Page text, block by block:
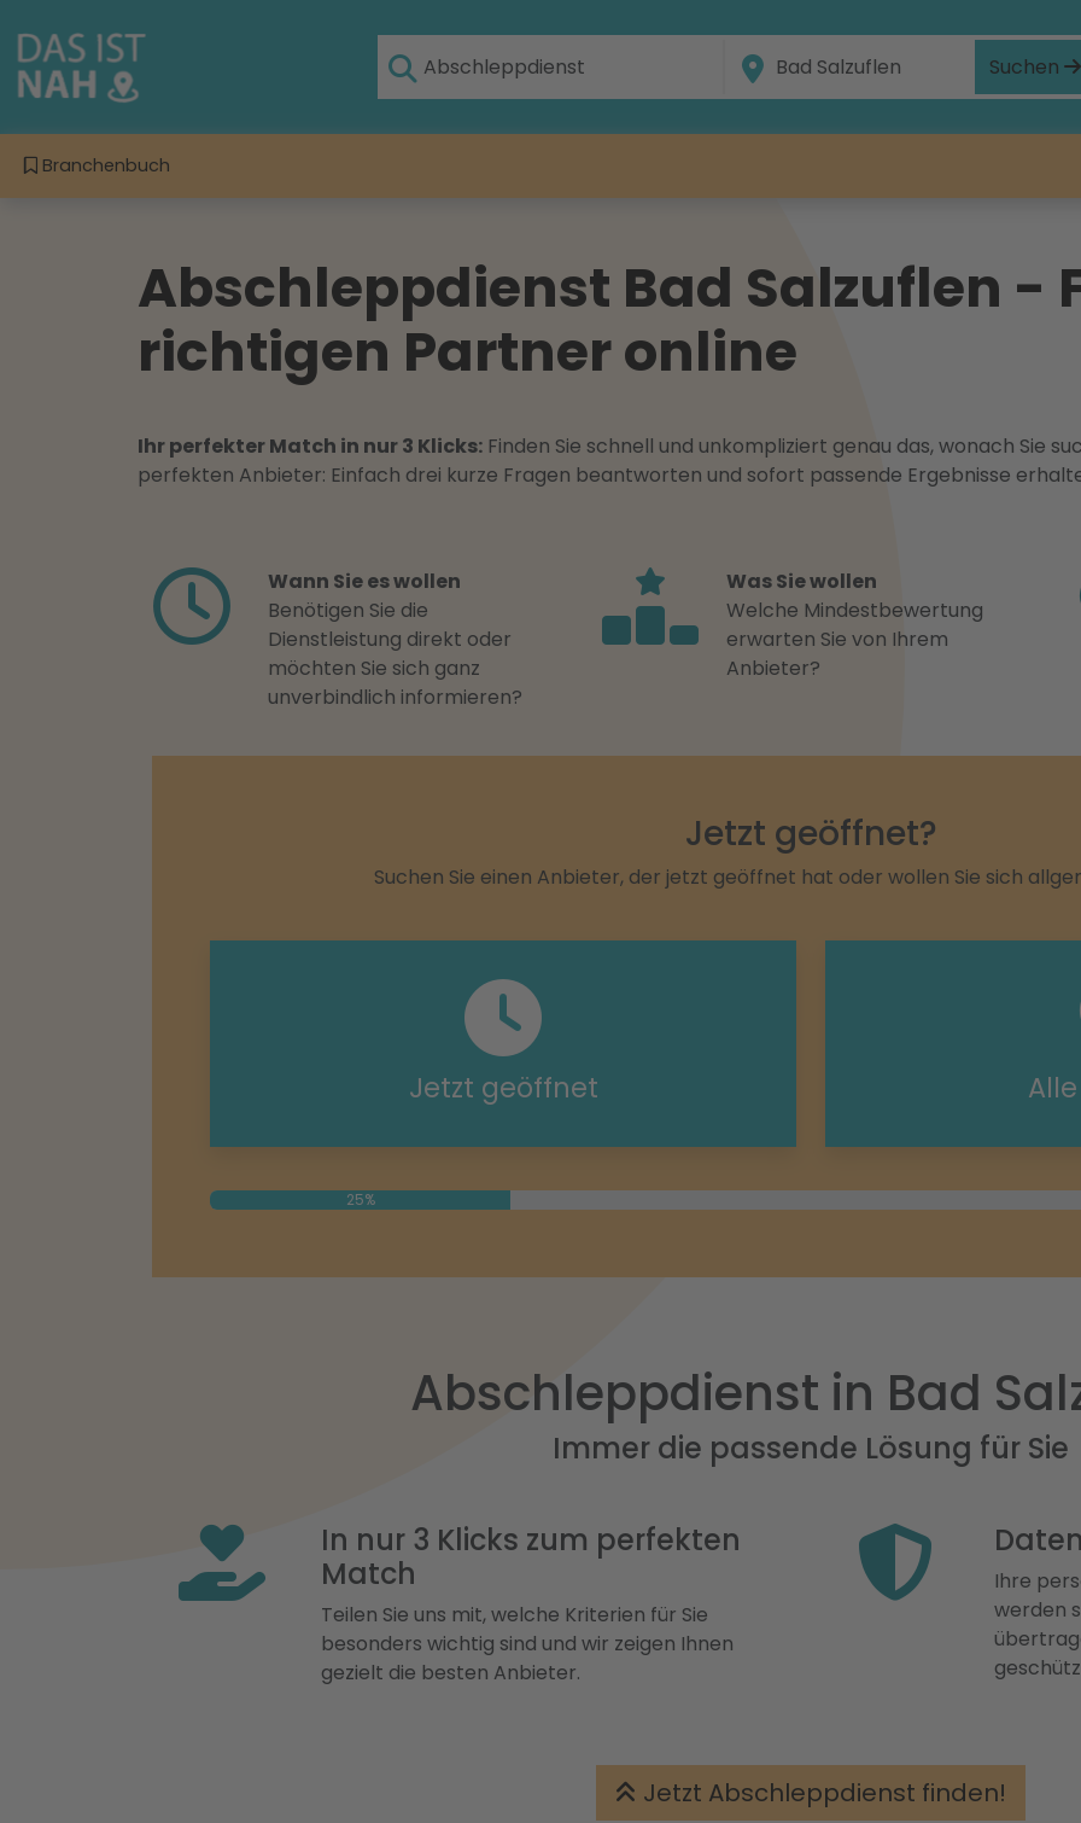
Suchen
Branchenbuch
Abschleppdienst Bad Salzuflen -
richtigen Partner online
Ihr perfekter Match in nur 3 Klicks: Finden Sie schnell und unkompliziert genau das, wonach Sie
perfekten Anbieter: Einfach drei kurze Fragen beantworten und sofort passende Ergebnisse
Wann Sie es wollen
Benötigen Sie die
Dienstleistung direkt oder
möchten Sie sich ganz
unverbindlich informieren?
Was Sie wollen
Welche Mindestbewertung
erwarten Sie von Ihrem
Anbieter?
Jetzt geöffnet?
Suchen Sie einen Anbieter, der jetzt geöffnet hat oder wollen Sie sich
Jetzt geöffnet
25%
Abschleppdienst in Bad
Immer die passende Lösung für Sie
In nur 3 Klicks zum perfekten
Match
Teilen Sie uns mit, welche Kriterien für Sie
besonders wichtig sind und wir zeigen Ihnen
gezielt die besten Anbieter.
Ihre
werden
Jetzt Abschleppdienst finden!